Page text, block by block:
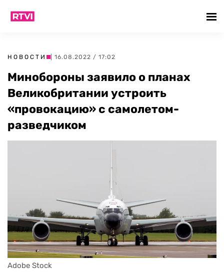
НОВОСТИ | 16.08.2022 / 17:02
Минобороны заявило о планах
Великобритании устроить
«провокацию» с самолетом-
разведчиком
Adobe Stock